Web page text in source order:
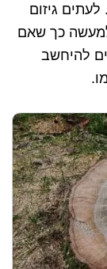
גיזום
למעשה כך שאם
להיחשב